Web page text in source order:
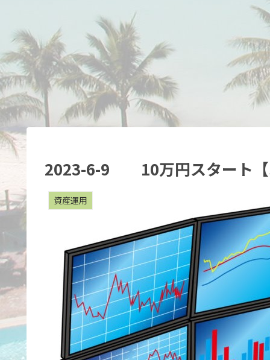
2023-6-9 10万円スタート【
資産運用